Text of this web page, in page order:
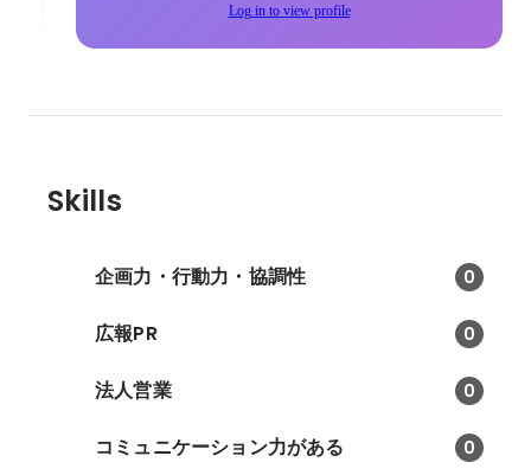
Log in to view profile
Skills
企画力・行動力・協調性 0
広報PR 0
法人営業 0
コミュニケーション力がある 0